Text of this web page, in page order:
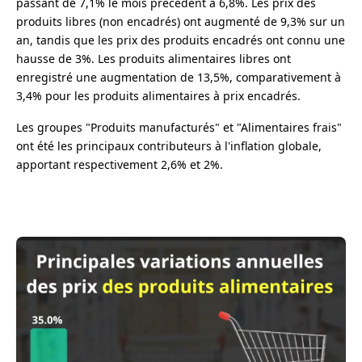
produits libres (non encadrés) ont augmenté de 9,3% sur un
an, tandis que les prix des produits encadrés ont connu une
hausse de 3%. Les produits alimentaires libres ont
enregistré une augmentation de 13,5%, comparativement à
3,4% pour les produits alimentaires à prix encadrés.
Les groupes "Produits manufacturés" et "Alimentaires frais"
ont été les principaux contributeurs à l'inflation globale,
apportant respectivement 2,6% et 2%.